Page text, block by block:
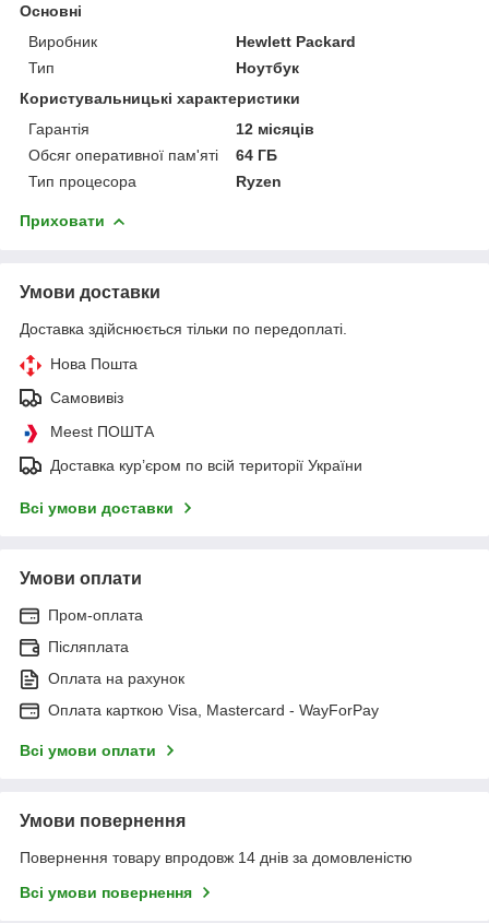
Основні
Виробник
Hewlett Packard
Тип
Ноутбук
Користувальницькі характеристики
Гарантія
12 місяців
Обсяг оперативної пам'яті
64 ГБ
Тип процесора
Ryzen
Приховати
Умови доставки
Доставка здійснюється тільки по передоплаті.
Нова Пошта
Самовивіз
Meest ПОШТА
Доставка кур’єром по всій території України
Всі умови доставки
Умови оплати
Пром-оплата
Післяплата
Оплата на рахунок
Оплата карткою Visa, Mastercard - WayForPay
Всі умови оплати
Умови повернення
Повернення товару впродовж 14 днів за домовленістю
Всі умови повернення